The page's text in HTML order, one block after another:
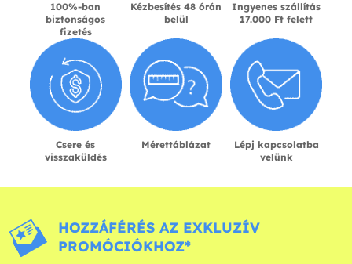
100%-ban
biztonságos
fizetés
Kézbesítés 48 órán
belül
Ingyenes szállítás
17.000 Ft felett
Csere és
visszaküldés
Mérettáblázat
Lépj kapcsolatba
velünk
HOZZÁFÉRÉS AZ EXKLUZÍV
PROMÓCIÓKHOZ*